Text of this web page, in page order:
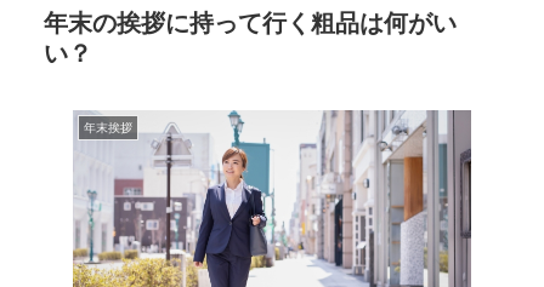
年末の挨拶に持って行く粗品は何がい
い？
年末挨拶